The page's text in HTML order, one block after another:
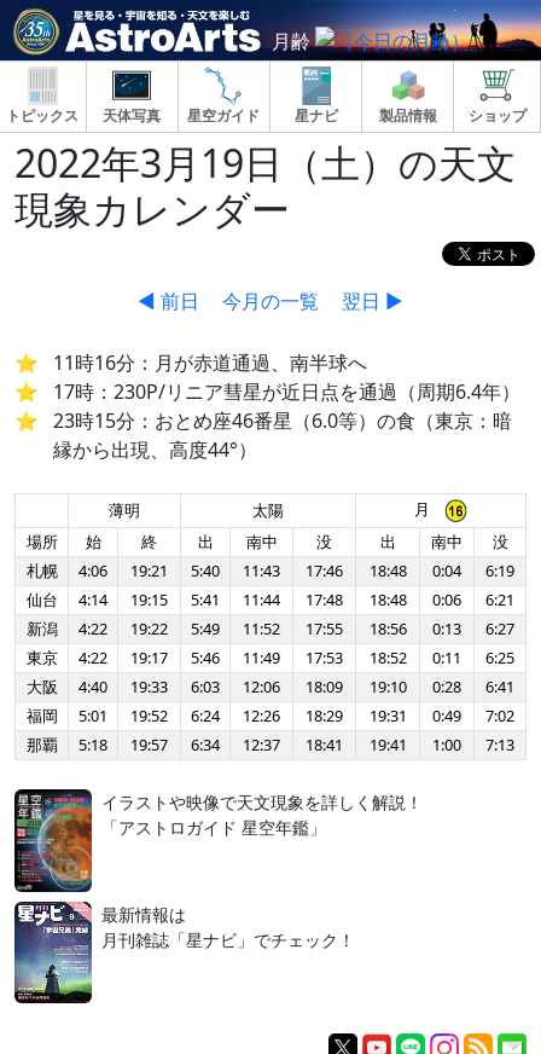
月齢
トピックス 天体写真 星空ガイド 星ナビ 製品情報 ショップ
2022年3月19日（土）の天文
現象カレンダー
◀ 前日 今月の一覧 翌日 ▶
11時16分：月が赤道通過、南半球へ
17時：230P/リニア彗星が近日点を通過（周期6.4年）
23時15分：おとめ座46番星（6.0等）の食（東京：暗
縁から出現、高度44°）
薄明 太陽
月
場所
始 終 出 南中 没 出 南中
没
札幌
4:06 19:21 5:40 11:43 17:46 18:48 0:04
6:19
仙台
4:14 19:15 5:41 11:44 17:48 18:48 0:06
6:21
新潟
4:22 19:22 5:49 11:52 17:55 18:56 0:13
6:27
東京
4:22 19:17 5:46 11:49 17:53 18:52 0:11
6:25
大阪
4:40 19:33 6:03 12:06 18:09 19:10 0:28
6:41
福岡
5:01 19:52 6:24 12:26 18:29 19:31 0:49
7:02
那覇
5:18 19:57 6:34 12:37 18:41 19:41 1:00 7:13
イラストや映像で天文現象を詳しく解説！
「アストロガイド 星空年鑑」
最新情報は
月刊雑誌「星ナビ」でチェック！